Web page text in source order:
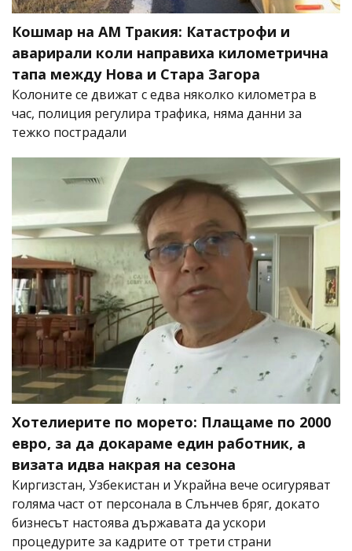
Кошмар на АМ Тракия: Катастрофи и
аварирали коли направиха километрична
тапа между Нова и Стара Загора
Колоните се движат с едва няколко километра в
час, полиция регулира трафика, няма данни за
тежко пострадали
Хотелиерите по морето: Плащаме по 2000
евро, за да докараме един работник, а
визата идва накрая на сезона
Киргизстан, Узбекистан и Украйна вече осигуряват
голяма част от персонала в Слънчев бряг, докато
бизнесът настоява държавата да ускори
процедурите за кадрите от трети страни